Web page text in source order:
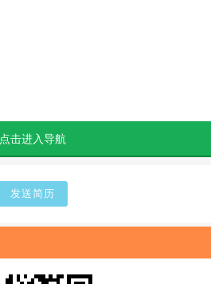
点击进入导航